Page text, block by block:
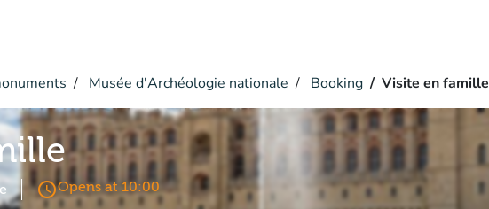
Musée d'Archéologie nationale Booking Visite en famille
access_timeOpens at 10:00